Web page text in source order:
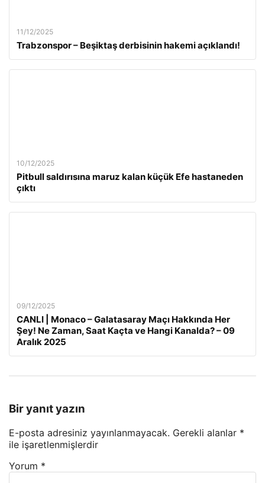
11/12/2025
Trabzonspor – Beşiktaş derbisinin hakemi açıklandı!
10/12/2025
Pitbull saldırısına maruz kalan küçük Efe hastaneden
çıktı
09/12/2025
CANLI | Monaco – Galatasaray Maçı Hakkında Her
Şey! Ne Zaman, Saat Kaçta ve Hangi Kanalda? – 09
Aralık 2025
Bir yanıt yazın
E-posta adresiniz yayınlanmayacak. Gerekli alanlar *
ile işaretlenmişlerdir
Yorum *